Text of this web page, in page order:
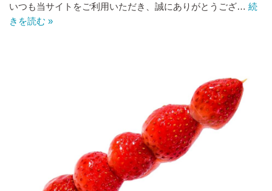
いつも当サイトをご利用いただき、誠にありがとうござ… 続
きを読む »